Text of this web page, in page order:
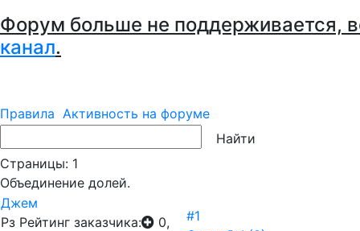
Форум больше не поддерживается,
канал.
Правила Активность на форуме
Страницы: 1
Объединение долей.
Джем
Рз Рейтинг заказчика:
0,
#1